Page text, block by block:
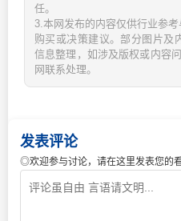
任。
3.本网发布的内容仅供行业参
购买或决策建议。部分图片及
信息整理，如涉及版权或内容
网联系处理。
发表评论
◎欢迎参与讨论，请在这里发表您的